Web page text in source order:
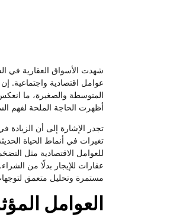
شهدت الأسواق العقارية في
عوامل اقتصادية واجتماعية.
المتوسطة والصغيرة، ما
أظهرت الحاجة الملحة لفهم
تجدر الإشارة إلى أن الزيادة
تغيرات في أنماط الحياة
للعوامل الاقتصادية مثل
عقارات للإيجار بدلًا من
مستمرة وتحليل متعمق
العوامل